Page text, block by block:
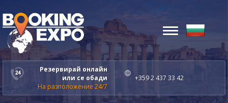
Резервирай онлайн
или се обади
На разположение 24/7
+359 2 437 33 42
Toggle